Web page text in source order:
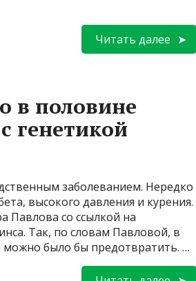
Читать далее
в половине
генетикой
заболеванием. Нередко
высокого давления и курения.
Павлова со ссылкой на
Так, по словам Павловой, в
можно было бы предотвратить. …